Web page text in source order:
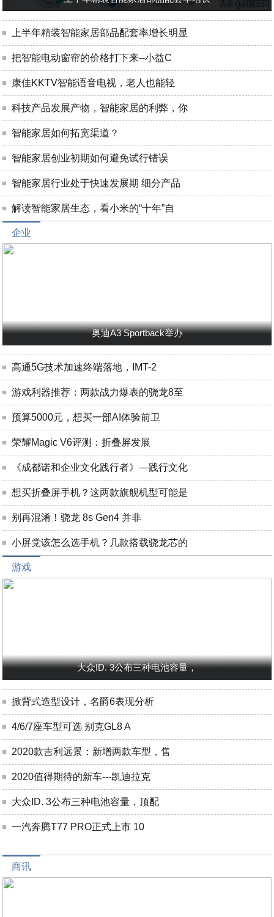
上半年精装智能家居部品配套率增长明显
把智能电动窗帘的价格打下来--小益C
康佳KKTV智能语音电视，老人也能轻
科技产品发展产物，智能家居的利弊，你
智能家居如何拓宽渠道？
智能家居创业初期如何避免试行错误
智能家居行业处于快速发展期 细分产品
解读智能家居生态，看小米的“十年”自
企业
奥迪A3 Sportback举办
高通5G技术加速终端落地，IMT-2
游戏利器推荐：两款战力爆表的骁龙8至
预算5000元，想买一部AI体验前卫
荣耀Magic V6评测：折叠屏发展
《成都诺和企业文化践行者》—践行文化
想买折叠屏手机？这两款旗舰机型可能是
别再混淆！骁龙 8s Gen4 并非
小屏党该怎么选手机？几款搭载骁龙芯的
游戏
大众ID. 3公布三种电池容量，
掀背式造型设计，名爵6表现分析
4/6/7座车型可选 别克GL8 A
2020款吉利远景：新增两款车型，售
2020值得期待的新车---凯迪拉克
大众ID. 3公布三种电池容量，顶配
一汽奔腾T77 PRO正式上市 10
商讯